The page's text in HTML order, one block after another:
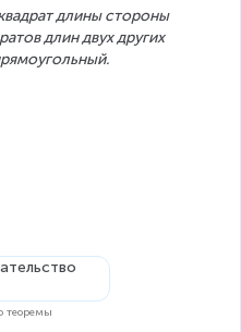
6
0
^
длины стороны
длин двух других
теоремы